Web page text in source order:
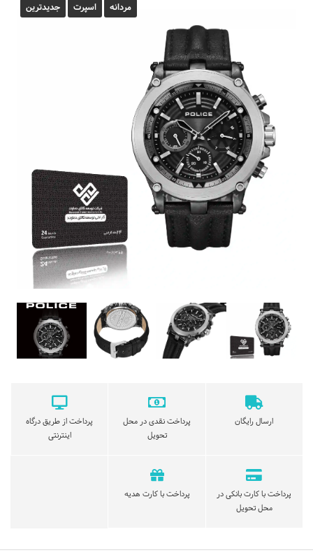
مردانه اسپرت جدیدترین
ارسال رایگان
پرداخت نقدی در محل
تحویل
پرداخت از طریق درگاه
اینترنتی
پرداخت با کارت بانکی در
محل تحویل
پرداخت با کارت هدیه